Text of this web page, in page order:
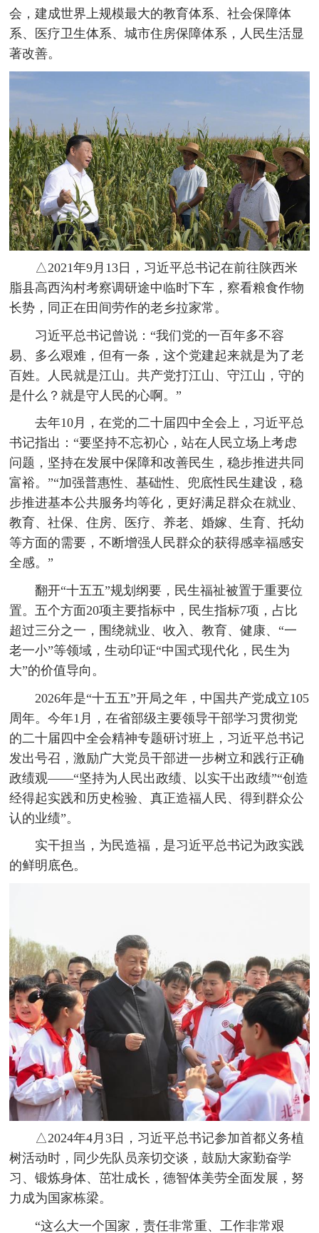
会，建成世界上规模最大的教育体系、社会保障体
系、医疗卫生体系、城市住房保障体系，人民生活显
著改善。
△2021年9月13日，习近平总书记在前往陕西米
脂县高西沟村考察调研途中临时下车，察看粮食作物
长势，同正在田间劳作的老乡拉家常。
习近平总书记曾说：“我们党的一百年多不容
易、多么艰难，但有一条，这个党建起来就是为了老
百姓。人民就是江山。共产党打江山、守江山，守的
是什么？就是守人民的心啊。”
去年10月，在党的二十届四中全会上，习近平总
书记指出：“要坚持不忘初心，站在人民立场上考虑
问题，坚持在发展中保障和改善民生，稳步推进共同
富裕。”“加强普惠性、基础性、兜底性民生建设，稳
步推进基本公共服务均等化，更好满足群众在就业、
教育、社保、住房、医疗、养老、婚嫁、生育、托幼
等方面的需要，不断增强人民群众的获得感幸福感安
全感。”
翻开“十五五”规划纲要，民生福祉被置于重要位
置。五个方面20项主要指标中，民生指标7项，占比
超过三分之一，围绕就业、收入、教育、健康、“一
老一小”等领域，生动印证“中国式现代化，民生为
大”的价值导向。
2026年是“十五五”开局之年，中国共产党成立105
周年。今年1月，在省部级主要领导干部学习贯彻党
的二十届四中全会精神专题研讨班上，习近平总书记
发出号召，激励广大党员干部进一步树立和践行正确
政绩观——“坚持为人民出政绩、以实干出政绩”“创造
经得起实践和历史检验、真正造福人民、得到群众公
认的业绩”。
实干担当，为民造福，是习近平总书记为政实践
的鲜明底色。
△2024年4月3日，习近平总书记参加首都义务植
树活动时，同少先队员亲切交谈，鼓励大家勤奋学
习、锻炼身体、茁壮成长，德智体美劳全面发展，努
力成为国家栋梁。
“这么大一个国家，责任非常重、工作非常艰